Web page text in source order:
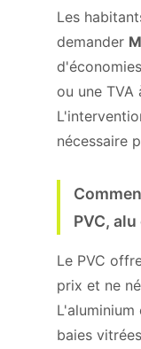
Les
demander
ou une TVA
nécessaire
PVC,
Le PVC
prix et ne
baies